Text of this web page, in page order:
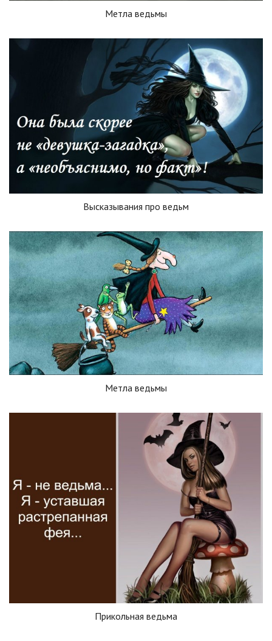
Метла ведьмы
Высказывания про ведьм
Метла ведьмы
Прикольная ведьма